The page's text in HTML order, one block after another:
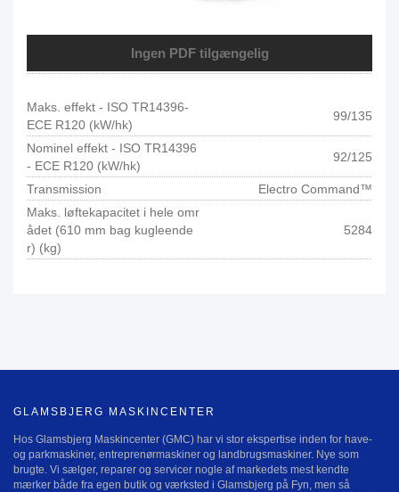
Ingen PDF tilgængelig
Maks. effekt - ISO TR14396-
ECE R120 (kW/hk)
99/135
Nominel effekt - ISO TR14396
- ECE R120 (kW/hk)
92/125
Transmission
Electro Command™
Maks. løftekapacitet i hele omr
ådet (610 mm bag kugleende
r) (kg)
5284
GLAMSBJERG MASKINCENTER
Hos Glamsbjerg Maskincenter (GMC) har vi stor ekspertise inden for have-
og parkmaskiner, entreprenørmaskiner og landbrugsmaskiner. Nye som
brugte. Vi sælger, reparer og servicer nogle af markedets mest kendte
mærker både fra egen butik og værksted i Glamsbjerg på Fyn, men så